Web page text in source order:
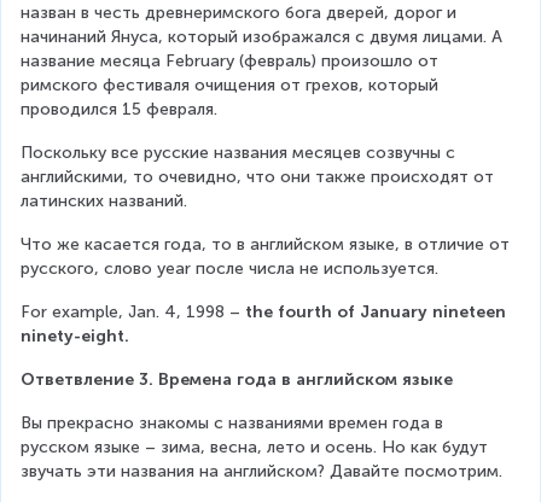
назван в честь древнеримского бога дверей, дорог и
начинаний Януса, который изображался с двумя лицами. А
название месяца February (февраль) произошло от
римского фестиваля очищения от грехов, который
проводился 15 февраля.
Поскольку все русские названия месяцев созвучны с
английскими, то очевидно, что они также происходят от
латинских названий.
Что же касается года, то в английском языке, в отличие от
русского, слово year после числа не используется.
For example, Jan. 4, 1998 – the fourth of January nineteen
ninety-eight.
Ответвление 3. Времена года в английском языке
Вы прекрасно знакомы с названиями времен года в
русском языке – зима, весна, лето и осень. Но как будут
звучать эти названия на английском? Давайте посмотрим.